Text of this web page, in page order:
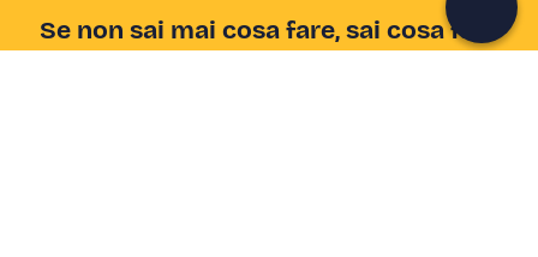
Se non sai mai cosa fare, sai cosa fare